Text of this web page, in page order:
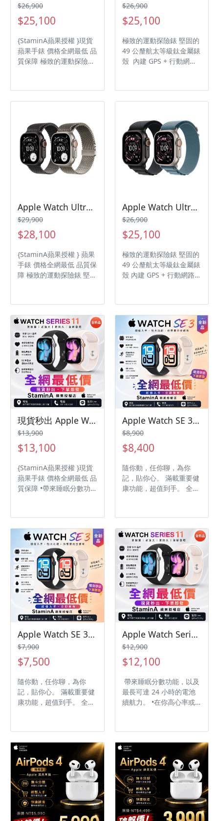
$26,900
$25,100
{StaminA蘋果授權 }現貨
蘋果手錶 價格全網最低 品
質保障 極致的運動探險錶
行動網路連線功能
$26,900
$25,100
極致的運動探險錶 堅固的
49 公釐航太等級鈦金屬錶
殼 內建 GPS + 行動網路
Apple Watch Ultra 3 鈦金屬米蘭式錶環/Apple Watch/apple watch/ultra3
$29,900
$28,100
{StaminA蘋果授權 } 蘋果
手錶 價格全網最低 品質保
障 極致的運動探險錶 堅固
路連線功能
Apple Watch Ultra 3 高山錶帶/Apple Watch/apple watch/ultra3
$26,900
$25,100
極致的運動探險錶 堅固的
49 公釐航太等級鈦金屬錶
殼 內建 GPS + 行動網路連
現貨秒出 Apple Watch Series 11 GPS 46mm蘋果手錶 applewatchs11/s11/S11
$13,900
$13,100
{StaminA蘋果授權 }現貨
蘋果手錶 價格全網最低 品
質保障 •帶來睡眠分數功
高心率或低心率時收到通
知、透過生命徵象 app查
看整夜健康測量指標。 •
能偵測到你嚴重跌倒或遭
遇重大車禍，並自動助你
聯繫緊急服務。
Apple Watch SE 3 GPS 44mm蘋果手錶 applewatchse3 se
$8,900
$8,400
隨你動，任你聊，為你
記，貼你心。 滿載重要健
康功能，超值到手。 全新
Apple Watch SE 3 GPS 40mm applewatchse3 se
$7,900
$7,500
隨你動，任你聊，為你
記，貼你心。 滿載重要健
康功能，超值到手。 全新
Apple Watch Series 11 GPS 42mm 蘋果手錶 applewatchs11
$12,900
$12,100
帶來睡眠分數功能，以及
最長可達 24 小時的電池
續航力。 •在你高心率或
康測量指標。 •能偵測到
你嚴重跌倒或遭遇重大車
禍，並自動助你聯繫緊急
服務。